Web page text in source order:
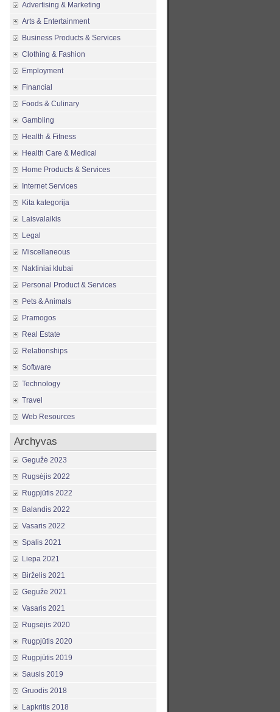
Advertising & Marketing
Arts & Entertainment
Business Products & Services
Clothing & Fashion
Employment
Financial
Foods & Culinary
Gambling
Health & Fitness
Health Care & Medical
Home Products & Services
Internet Services
Kita kategorija
Laisvalaikis
Legal
Miscellaneous
Naktiniai klubai
Personal Product & Services
Pets & Animals
Pramogos
Real Estate
Relationships
Software
Technology
Travel
Web Resources
Archyvas
Gegužė 2023
Rugsėjis 2022
Rugpjūtis 2022
Balandis 2022
Vasaris 2022
Spalis 2021
Liepa 2021
Birželis 2021
Gegužė 2021
Vasaris 2021
Rugsėjis 2020
Rugpjūtis 2020
Rugpjūtis 2019
Sausis 2019
Gruodis 2018
Lapkritis 2018